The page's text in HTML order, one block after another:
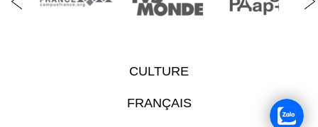
CULTURE
FRANÇAIS